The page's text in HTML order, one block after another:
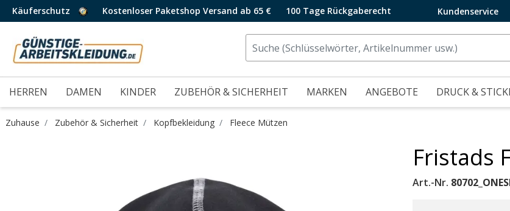
Käuferschutz Kostenloser Paketshop Versand ab 65 € 100 Tage Rückgaberecht Kundenservice
HERREN DAMEN KINDER ZUBEHÖR & SICHERHEIT MARKEN ANGEBOTE DRUCK &
Zuhause Zubehör & Sicherheit Kopfbekleidung Fleece Mützen
Fristads
Art.-Nr.